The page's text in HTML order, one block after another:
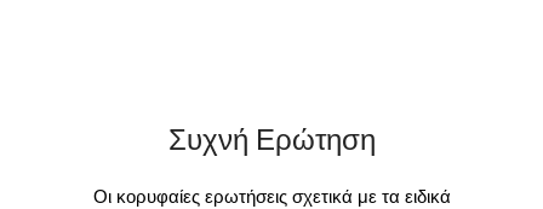
Συχνή Ερώτηση
Οι κορυφαίες ερωτήσεις σχετικά με τα ειδικά